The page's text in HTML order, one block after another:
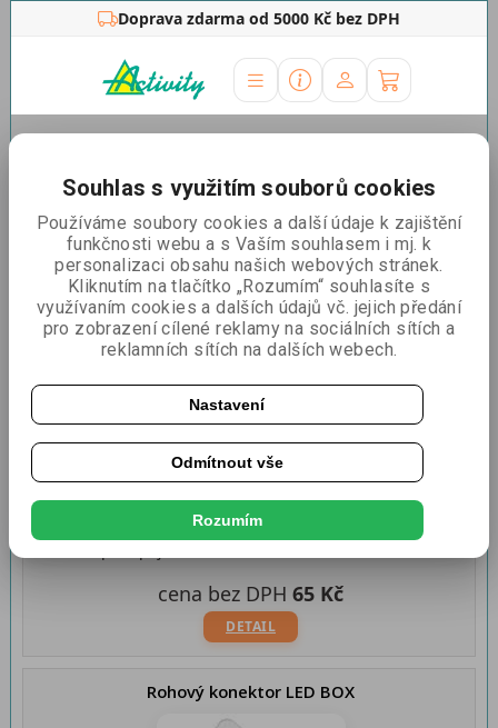
Doprava zdarma od 5000 Kč bez DPH
Řadit podle: Nejlevnější Nejdražší Nejprodávanější
Rovnoběžný konektor LED BOX
Dostupnost:
DETAIL
cena bez DPH 65 Kč
Rohový konektor LED BOX
Souhlas s využitím souborů cookies
Používáme soubory cookies a další údaje k zajištění
funkčnosti webu a s Vaším souhlasem i mj. k
personalizaci obsahu našich webových stránek.
Kliknutím na tlačítko „Rozumím“ souhlasíte s
využívaním cookies a dalších údajů vč. jejich předání
pro zobrazení cílené reklamy na sociálních sítích a
reklamních sítích na dalších webech.
Nastavení
Odmítnout vše
Rozumím